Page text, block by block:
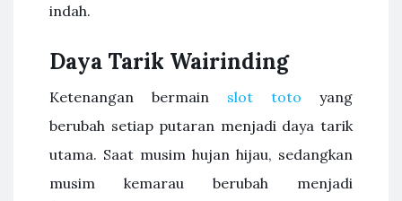
indah.
Daya Tarik Wairinding
Ketenangan bermain slot toto yang
berubah setiap putaran menjadi daya tarik
utama. Saat musim hujan hijau, sedangkan
musim kemarau berubah menjadi